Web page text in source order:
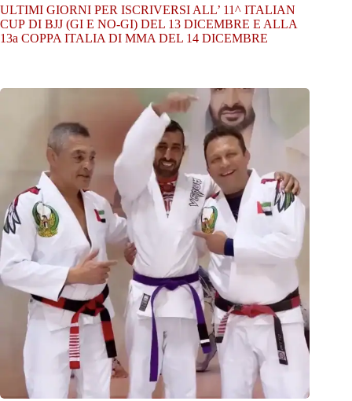
ULTIMI GIORNI PER ISCRIVERSI ALL’ 11^ ITALIAN
CUP DI BJJ (GI E NO-GI) DEL 13 DICEMBRE E ALLA
13a COPPA ITALIA DI MMA DEL 14 DICEMBRE